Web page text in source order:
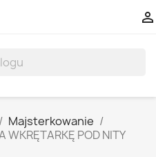

Majsterkowanie
WKRĘTARKĘ POD NITY